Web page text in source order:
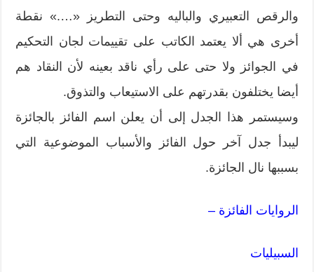
والرقص التعبيري والباليه وحتى التطريز «….» نقطة
أخرى هي ألا يعتمد الكاتب على تقييمات لجان التحكيم
في الجوائز ولا حتى على رأي ناقد بعينه لأن النقاد هم
أيضا يختلفون بقدرتهم على الاستيعاب والتذوق.
وسيستمر هذا الجدل إلى أن يعلن اسم الفائز بالجائزة
ليبدأ جدل آخر حول الفائز والأسباب الموضوعية التي
بسببها نال الجائزة.
الروايات الفائزة –
السبيليات